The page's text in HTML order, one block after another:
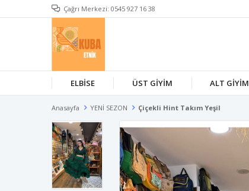
Çağrı Merkezi: 0545 927 16 38
ELBİSE ÜST GİYİM ALT GİYİM
Anasayfa YENİ SEZON Çiçekli Hint Takım Yeşil